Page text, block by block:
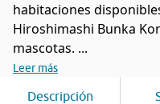
habitaciones
Hiroshimashi Bunka
mascotas. ...
Leer más
Descripción